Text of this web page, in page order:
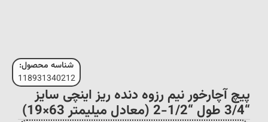
شناسه محصول:
118931340212
پیچ آچارخور نیم رزوه دنده ریز اینچی سایز
“3/4 طول “1/2-2 (معادل میلیمتر 63×19)